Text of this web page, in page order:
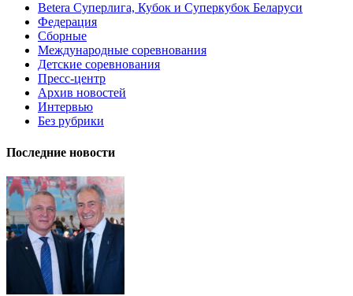
Betera Суперлига, Кубок и Суперкубок Беларуси
Федерация
Сборные
Международные соревнования
Детские соревнования
Пресс-центр
Архив новостей
Интервью
Без рубрики
Последние новости